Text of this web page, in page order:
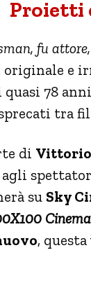
Proietti
fu
originale e
quasi 78
tra
di Vittorio
agli
su Sky
Cinema
,